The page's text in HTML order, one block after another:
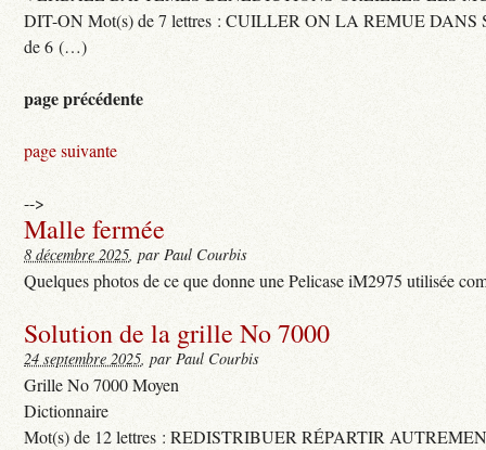
DIT-ON Mot(s) de 7 lettres : CUILLER ON LA REMUE DANS
de 6 (…)
page précédente
page suivante
-->
Malle fermée
8 décembre 2025, par Paul Courbis
Quelques photos de ce que donne une Pelicase iM2975 utilisée
Solution de la grille No 7000
24 septembre 2025, par Paul Courbis
Grille No 7000 Moyen
Dictionnaire
Mot(s) de 12 lettres : REDISTRIBUER RÉPARTIR